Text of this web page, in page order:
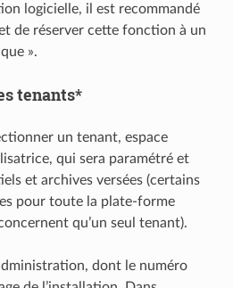
logicielle, il est recommandé
de réserver cette fonction à un
».
tenants*
un tenant, espace
qui sera paramétré et
et archives versées (certains
pour toute la plate-forme
qu’un seul tenant).
dont le numéro